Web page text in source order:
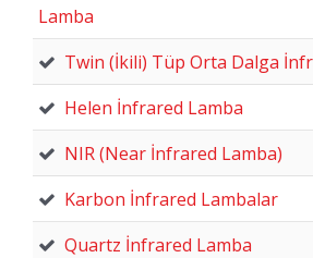
Lamba
Twin (İkili) Tüp Orta Dalga
Helen İnfrared Lamba
NIR (Near İnfrared Lamba)
Karbon İnfrared Lambalar
Quartz İnfrared Lamba